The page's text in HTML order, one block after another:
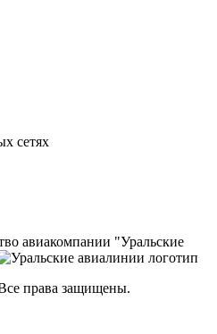
сетях
авиакомпании "Уральские
права защищены.